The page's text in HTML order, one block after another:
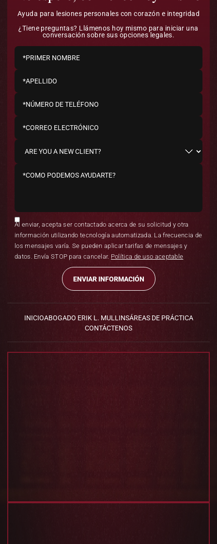
Ayuda para lesiones personales con corazón e integridad
¿Tiene preguntas? Llámenos hoy mismo para iniciar una
conversación sobre sus opciones legales.
Al enviar, acepta ser contactado acerca de su solicitud y otra
información utilizando tecnología automatizada. La frecuencia de
los mensajes varía. Se pueden aplicar tarifas de mensajes y
datos. Envía STOP para cancelar. Política de uso aceptable
INICIOABOGADO ERIK L. MULLINSÁREAS DE PRÁCTICA
CONTÁCTENOS